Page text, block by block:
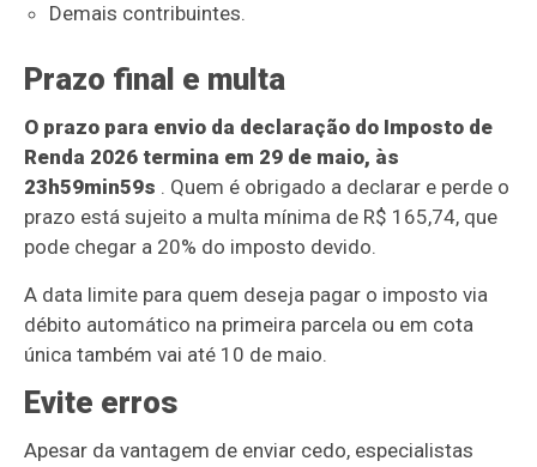
Demais contribuintes.
Prazo final e multa
O prazo para envio da declaração do Imposto de
Renda 2026 termina em 29 de maio, às
23h59min59s . Quem é obrigado a declarar e perde o
prazo está sujeito a multa mínima de R$ 165,74, que
pode chegar a 20% do imposto devido.
A data limite para quem deseja pagar o imposto via
débito automático na primeira parcela ou em cota
única também vai até 10 de maio.
Evite erros
Apesar da vantagem de enviar cedo, especialistas